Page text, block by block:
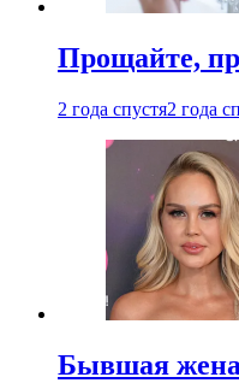
Прощайте,
2 года спустя2 года
Бывшая жена